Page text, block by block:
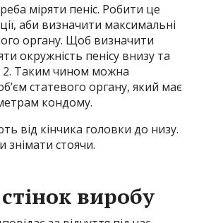
міряти пеніс. Робити це
аби визначити максимальні
органу. Щоб визначити
окружність пенісу внизу та
2. Таким чином можна
статевого органу, який має
кондому.
від кінчика головки до низу.
знімати стоячи.
виробу